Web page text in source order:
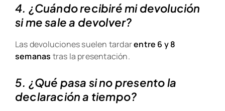
4. ¿Cuándo recibiré mi devolución
si me sale a devolver?
Las devoluciones suelen tardarentre 6 y 8
semanas tras la presentación.
5. ¿Qué pasa si no presento la
declaración a tiempo?